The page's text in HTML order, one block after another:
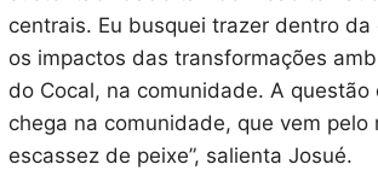
centrais. Eu busquei trazer dentro
os impactos das transformações
do Cocal, na comunidade. A questão
chega na comunidade, que vem pelo
escassez de peixe”, salienta Josué.